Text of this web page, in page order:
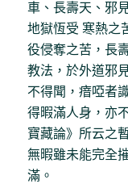
車、長壽天、邪
地獄恆受 寒熱之
役侵奪之苦，長
教法，於外道邪
不得聞，瘖啞者
得暇滿人身，亦
寶藏論》所云之
無暇雖未能完全
滿。